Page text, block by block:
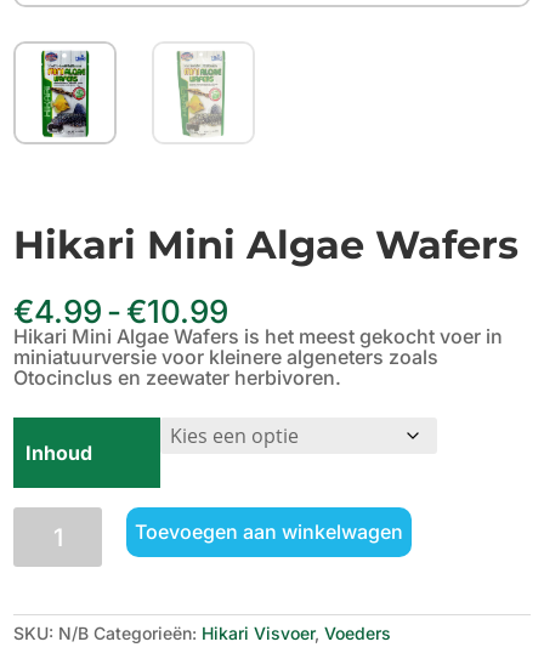
Hikari Mini Algae Wafers
€4.99-€10.99
€4.99
tot
€10.99
Hikari Mini Algae Wafers is het meest gekocht voer in
miniatuurversie voor kleinere algeneters zoals
Otocinclus en zeewater herbivoren.
Inhoud
Hikari
Toevoegen aan winkelwagen
SKU: N/B Categorieën: Hikari Visvoer,Voeders